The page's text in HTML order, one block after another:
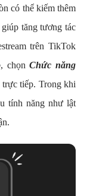
có thể kiếm thêm
tăng tương tác
trên TikTok
, chọnChức năng
trực tiếp. Trong khi
tính năng như lật